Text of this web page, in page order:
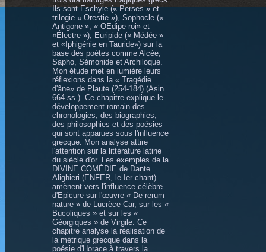
Ils sont Eschyle (« Perses » et
trilogie « Orestie »), Sophocle («
Antigone », « OEdipe roi» et
«Électre »), Euripide (« Médée »
et «Iphigénie en Tauride») sur la
base des poètes comme Alcée,
Sapho, Sémonide et Archiloque.
Mon étude met en lumière leurs
réflexions dans la « Tragédie
d'âne» de Plaute (254-184) (Asin.
664 ss.). Ce chapitre explique le
développement romain des
chronologies, des biographies,
des philosophies et des poésies
qui sont apparues sous l'influence
grecque. Mon analyse attire
l'attention sur la littérature latine
du siècle d'or. Les exemples de la
DIVINE COMÉDIE de Dante
Alighieri (ENFER, le Ier chant)
amènent vers l'influence célèbre
d'Epicure sur l'œuvre « De rerum
nature » de Lucrèce Car, sur les «
Bucoliques » et sur les «
Géorgiques » de Virgile. Ce
chapitre analyse la réalisation de
la métrique grecque dans la
poésie d'Horace à travers la